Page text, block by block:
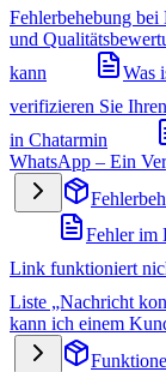
Fehlerbehebung
und
kann
Was
verifizieren Sie
in Chatarmin
WhatsApp – Ein
Fehler im
Link funktioniert
Liste „Nachricht
kann ich einem